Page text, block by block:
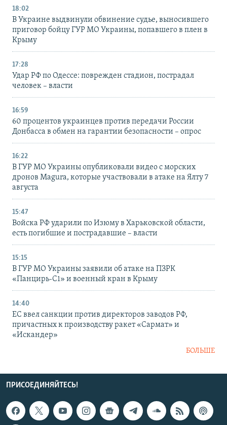
18:02
В Украине выдвинули обвинение судье, выносившего
приговор бойцу ГУР МО Украины, попавшего в плен в
Крыму
17:28
Удар РФ по Одессе: поврежден стадион, пострадал
человек – власти
16:59
60 процентов украинцев против передачи России
Донбасса в обмен на гарантии безопасности – опрос
16:22
В ГУР МО Украины опубликовали видео с морских
дронов Magura, которые участвовали в атаке на Ялту 7
августа
15:47
Войска РФ ударили по Изюму в Харьковской области,
есть погибшие и пострадавшие – власти
15:15
В ГУР МО Украины заявили об атаке на ПЗРК
«Панцирь-С1» и военный кран в Крыму
14:40
ЕС ввел санкции против директоров заводов РФ,
причастных к производству ракет «Сармат» и
«Искандер»
БОЛЬШЕ
ПРИСОЕДИНЯЙТЕСЬ!